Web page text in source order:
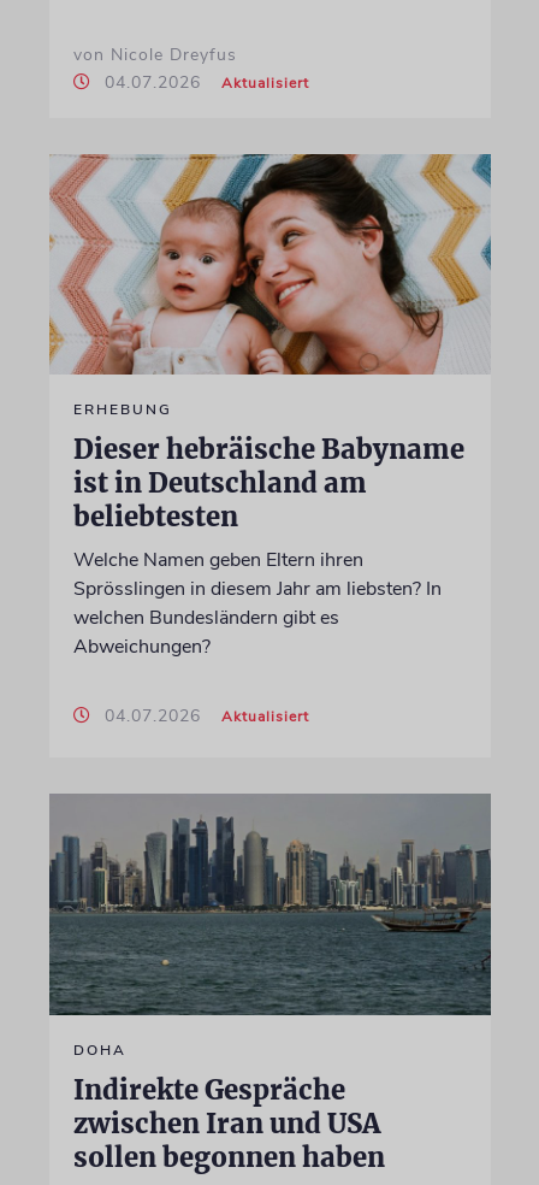
von Nicole Dreyfus
04.07.2026
Aktualisiert
ERHEBUNG
Dieser hebräische Babyname
ist in Deutschland am
beliebtesten
Welche Namen geben Eltern ihren
Sprösslingen in diesem Jahr am liebsten? In
welchen Bundesländern gibt es
Abweichungen?
04.07.2026 Aktualisiert
DOHA
Indirekte Gespräche
zwischen Iran und USA
sollen begonnen haben